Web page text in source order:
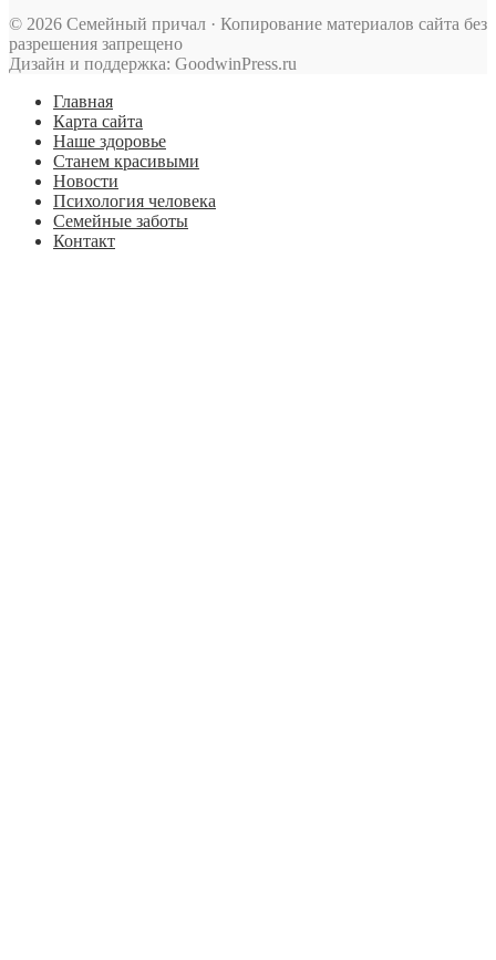
© 2026 Семейный причал · Копирование материалов сайта без
разрешения запрещено
Дизайн и поддержка: GoodwinPress.ru
Главная
Карта сайта
Наше здоровье
Станем красивыми
Новости
Психология человека
Семейные заботы
Контакт